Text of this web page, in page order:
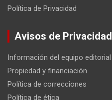
Política de Privacidad
Avisos de Privacidad
Información del equipo editorial
Propiedad y financiación
Política de correcciones
Política de ética